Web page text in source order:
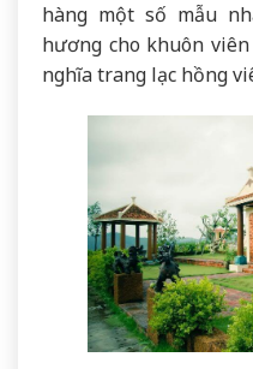
hàng một số mẫu
hương cho khuôn
nghĩa trang lạc hồng